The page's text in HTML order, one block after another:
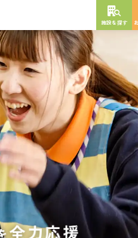
施設を探す
短期入所生活介護
ル砧公園
蔵 3丁目4番12号